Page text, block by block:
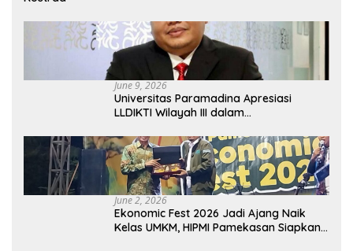
June 9, 2026
Universitas Paramadina Apresiasi
LLDIKTI Wilayah III dalam
Tinggi Swasta
June 2, 2026
Ekonomic Fest 2026 Jadi Ajang Naik
Kelas UMKM, HIPMI Pamekasan Siapkan